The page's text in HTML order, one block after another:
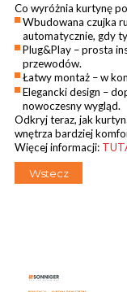
Co wyróżnia kurtynę
Wbudowana czujka
automatycznie, gdy
Plug&Play – prosta
przewodów.
Łatwy montaż – w
Elegancki design –
nowoczesny wygląd.
Odkryj teraz, jak
wnętrza bardziej
Więcej informacji:
Wstecz